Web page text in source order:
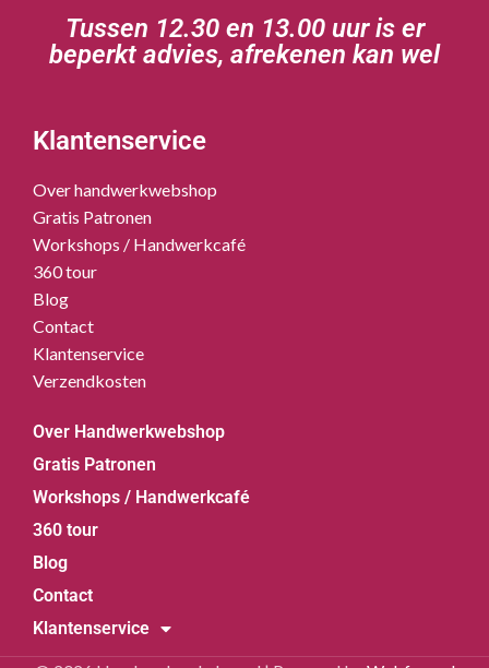
Tussen 12.30 en 13.00 uur is er
beperkt advies, afrekenen kan wel
Klantenservice
Over handwerkwebshop
Gratis Patronen
Workshops / Handwerkcafé
360 tour
Blog
Contact
Klantenservice
Verzendkosten
Over Handwerkwebshop
Gratis Patronen
Workshops / Handwerkcafé
360 tour
Blog
Contact
Klantenservice